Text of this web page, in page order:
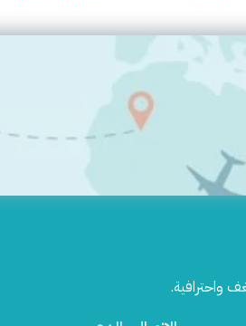
واحترافية.